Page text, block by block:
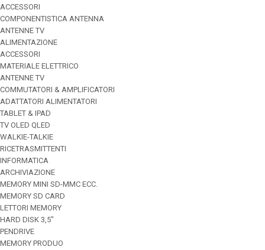
ACCESSORI
COMPONENTISTICA ANTENNA
ANTENNE TV
ALIMENTAZIONE
ACCESSORI
MATERIALE ELETTRICO
ANTENNE TV
COMMUTATORI & AMPLIFICATORI
ADATTATORI ALIMENTATORI
TABLET & IPAD
TV OLED QLED
WALKIE-TALKIE
RICETRASMITTENTI
INFORMATICA
ARCHIVIAZIONE
MEMORY MINI SD-MMC ECC.
MEMORY SD CARD
LETTORI MEMORY
HARD DISK 3,5"
PENDRIVE
MEMORY PRODUO